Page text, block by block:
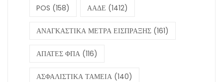
POS (158) ΑΑΔΕ (1412)
ΑΝΑΓΚΑΣΤΙΚΑ ΜΕΤΡΑ ΕΙΣΠΡΑΞΗΣ (161)
ΑΠΑΤΕΣ ΦΠΑ (116)
ΑΣΦΑΛΙΣΤΙΚΑ ΤΑΜΕΙΑ (140)